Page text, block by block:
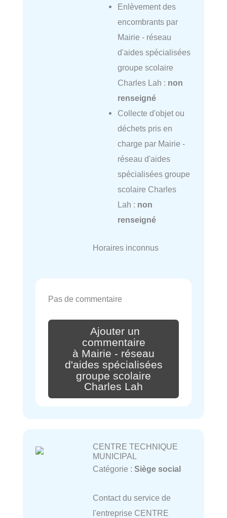
Enlèvement des
encombrants par
Mairie - réseau
d'aides spécialisées
groupe scolaire
Charles Lah : non
renseigné
Collecte d'objet ou
déchets pris en
charge par Mairie -
réseau d'aides
spécialisées groupe
scolaire Charles
Lah : non
renseigné
Horaires inconnus
Pas de commentaire
Ajouter un
commentaire
à Mairie - réseau
d'aides spécialisées
groupe scolaire
Charles Lah
CENTRE TECHNIQUE
MUNICIPAL
Catégorie : Siège social
Contact du service de
l'entreprise CENTRE